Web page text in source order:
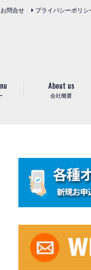
問合せ プライバシーポリシ
会社概要
About us